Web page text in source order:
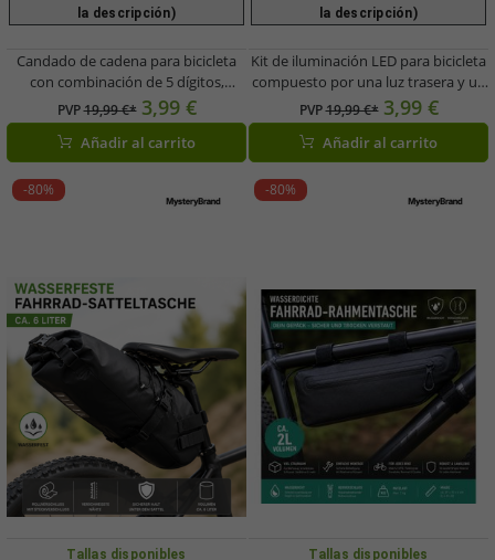
la descripción)
Candado de cadena para bicicleta
con combinación de 5 dígitos,
accesorio para bicicleta, aprox. 120
cm, A0008352, negro
PVP19,99 €* 3,99 €
Añadir al carrito
la descripción)
Kit de iluminación LED para bicicleta
compuesto por una luz trasera y un
faro delantero con control
automático de brillo. Accesorio para
bicicleta A0008349 Negro
PVP19,99 €* 3,99 €
Añadir al carrito
-80%
Tallas disponibles
-80%
Tallas disponibles